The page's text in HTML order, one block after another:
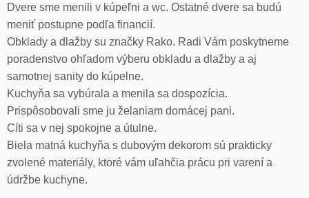
Dvere sme menili v kúpeľni a wc. Ostatné dvere sa budú
meniť postupne podľa financií.
Obklady a dlažby su značky Rako. Radi Vám poskytneme
poradenstvo ohľadom výberu obkladu a dlažby a aj
samotnej sanity do kúpelne.
Kuchyňa sa vybúrala a menila sa dospozícia.
Prispôsobovali sme ju želaniam domácej pani.
Cíti sa v nej spokojne a útulne.
Biela matná kuchyňa s dubovým dekorom sú prakticky
zvolené materiály, ktoré vám uľahčia prácu pri varení a
údržbe kuchyne.